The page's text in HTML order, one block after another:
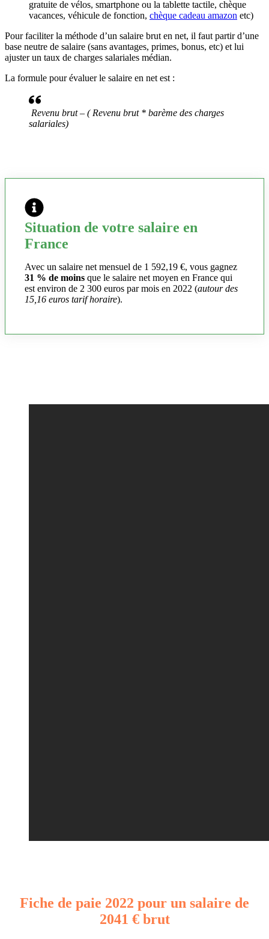
gratuite de vélos, smartphone ou la tablette tactile, chèque
vacances, véhicule de fonction, chèque cadeau amazon etc)
Pour faciliter la méthode d’un salaire brut en net, il faut partir d’une
base neutre de salaire (sans avantages, primes, bonus, etc) et lui
ajuster un taux de charges salariales médian.
La formule pour évaluer le salaire en net est :
Revenu brut – ( Revenu brut * barème des charges
salariales)
Situation de votre salaire en
France
Avec un salaire net mensuel de 1 592,19 €, vous gagnez
31 % de moins que le salaire net moyen en France qui
est environ de 2 300 euros par mois en 2022 (autour des
15,16 euros tarif horaire).
Fiche de paie 2022 pour un salaire de
2041 € brut